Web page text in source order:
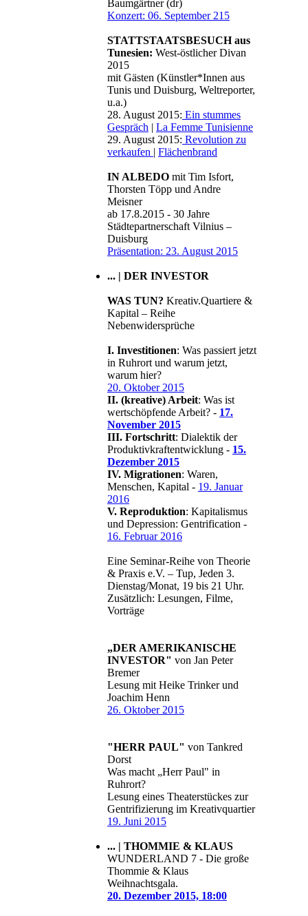
Baumgärtner (dr)
Konzert: 06. September 215
STATTSTAATSBESUCH aus
Tunesien: West-östlicher Divan
2015
mit Gästen (Künstler*Innen aus
Tunis und Duisburg, Weltreporter,
u.a.)
28. August 2015: Ein stummes
Gespräch | La Femme Tunisienne
29. August 2015: Revolution zu
verkaufen | Flächenbrand
IN ALBEDO mit Tim Isfort,
Thorsten Töpp und Andre
Meisner
ab 17.8.2015 - 30 Jahre
Städtepartnerschaft Vilnius –
Duisburg
Präsentation: 23. August 2015
... | DER INVESTOR
WAS TUN? Kreativ.Quartiere &
Kapital – Reihe
Nebenwidersprüche
I. Investitionen: Was passiert jetzt
in Ruhrort und warum jetzt,
warum hier?
20. Oktober 2015
II. (kreative) Arbeit: Was ist
wertschöpfende Arbeit? - 17.
November 2015
III. Fortschritt: Dialektik der
Produktivkraftentwicklung - 15.
Dezember 2015
IV. Migrationen: Waren,
Menschen, Kapital - 19. Januar
2016
V. Reproduktion: Kapitalismus
und Depression: Gentrification -
16. Februar 2016
Eine Seminar-Reihe von Theorie
& Praxis e.V. – Tup, Jeden 3.
Dienstag/Monat, 19 bis 21 Uhr.
Zusätzlich: Lesungen, Filme,
Vorträge
„DER AMERIKANISCHE
INVESTOR" von Jan Peter
Bremer
Lesung mit Heike Trinker und
Joachim Henn
26. Oktober 2015
"HERR PAUL" von Tankred
Dorst
Was macht „Herr Paul" in
Ruhrort?
Lesung eines Theaterstückes zur
Gentrifizierung im Kreativquartier
19. Juni 2015
... | THOMMIE & KLAUS
WUNDERLAND 7 - Die große
Thommie & Klaus
Weihnachtsgala.
20. Dezember 2015, 18:00